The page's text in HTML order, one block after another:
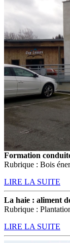
Formation
Rubrique : Bois
LIRE LA SUITE
La haie : aliment
Rubrique :
LIRE LA SUITE